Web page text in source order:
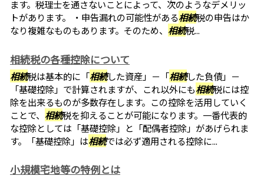
ます。税理士を通さないことによって、次のようなデメリッ
トがあります。 ・申告漏れの可能性がある相続税の申告はか
なり複雑なものもあります。そのため、 相続税...
相続税の各種控除について
相続税は基本的に「相続した資産」－「相続した負債」－
「基礎控除」で計算されますが、これ以外にも相続税には控
除を出来るものが多数存在します。この控除を活用していく
ことで、 相続税を抑えることが可能になります。一番代表的
な控除としては「基礎控除」と「配偶者控除」があげられま
す。「基礎控除」は相続では必ず適用される控除に...
小規模宅地等の特例とは